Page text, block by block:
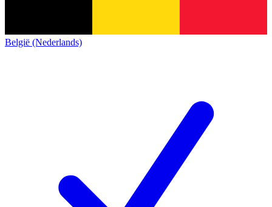
België (Nederlands)